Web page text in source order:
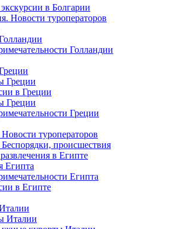
в Болгарии
Новости туроператоров
Голландии
Греции
в Греции
Греции
Греции
туроператоров
происшествия
в Египте
Египта
Египта
в Египте
Италии